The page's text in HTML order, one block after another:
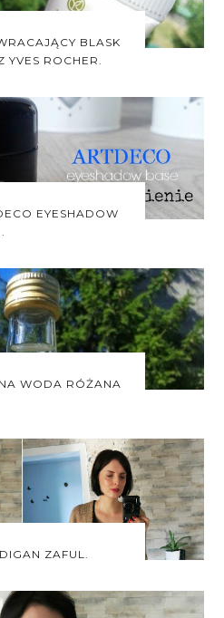
BLASK
YVES ROCHER.
EYESHADOW
WODA RÓŻANA
ZAFUL.